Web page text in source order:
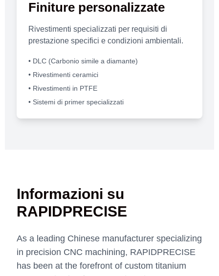
Finiture personalizzate
Rivestimenti specializzati per requisiti di
prestazione specifici e condizioni ambientali.
• DLC (Carbonio simile a diamante)
• Rivestimenti ceramici
• Rivestimenti in PTFE
• Sistemi di primer specializzati
Informazioni su
RAPIDPRECISE
As a leading Chinese manufacturer specializing
in precision CNC machining, RAPIDPRECISE
has been at the forefront of custom titanium